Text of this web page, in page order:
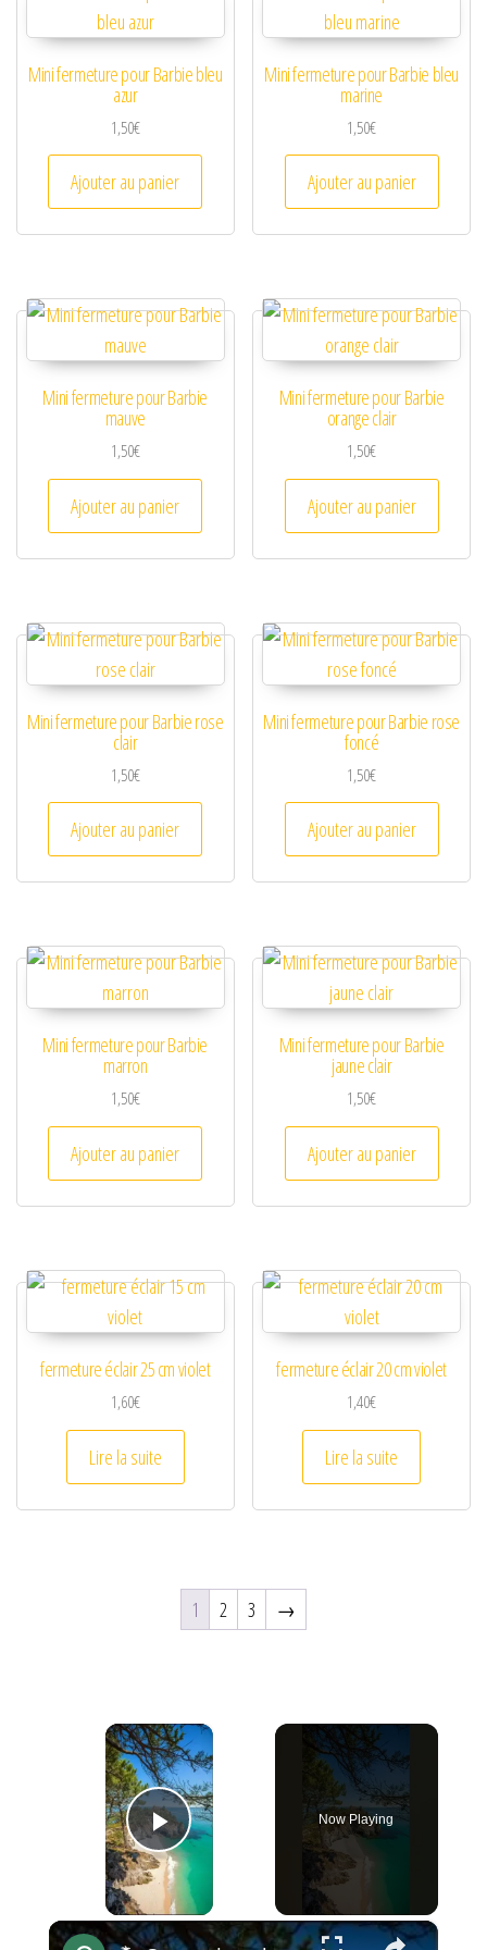
Mini fermeture pour Barbie bleu
azur
1,50€
Ajouter au panier
Mini fermeture pour Barbie bleu
marine
1,50€
Ajouter au panier
Mini fermeture pour Barbie
mauve
1,50€
Ajouter au panier
Mini fermeture pour Barbie
orange clair
1,50€
Ajouter au panier
Mini fermeture pour Barbie rose
clair
1,50€
Ajouter au panier
Mini fermeture pour Barbie rose
foncé
1,50€
Ajouter au panier
Mini fermeture pour Barbie
marron
1,50€
Ajouter au panier
Mini fermeture pour Barbie
jaune clair
1,50€
Ajouter au panier
fermeture éclair 25 cm violet
1,60€
Lire la suite
fermeture éclair 20 cm violet
1,40€
Lire la suite
1 2 3 →
×
Play Video
Now Playing
×